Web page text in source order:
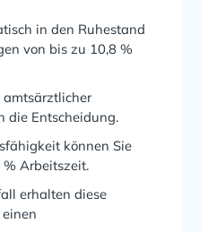
in den Ruhestand
von bis zu 10,8 %
amtsärztlicher
die Entscheidung.
können Sie
Arbeitszeit.
erhalten diese